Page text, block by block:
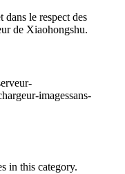
dans le respect des
de Xiaohongshu.
imagessans-
in this category.